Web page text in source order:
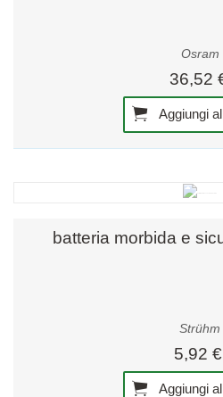
Osram
36,52
Aggiungi
batteria morbida e
Strühm
5,92 €
Aggiungi